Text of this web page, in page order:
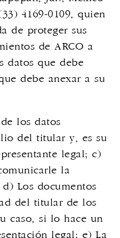
4169-0109, quien
de proteger sus
de ARCO a
datos que debe
debe anexar a su
los datos
del titular y, es su
legal; c)
la
Los documentos
del titular de los
caso, si lo hace un
legal; e) La